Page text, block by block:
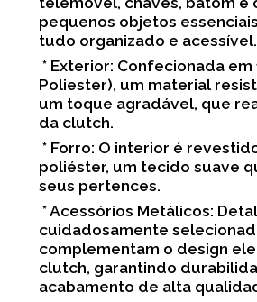
pequenos objetos
tudo organizado e acessível.
* Exterior: Confecionada em
Poliester), um material
um toque agradável, que
da clutch.
* Forro: O interior é
poliéster, um tecido suave
seus pertences.
* Acessórios Metálicos:
cuidadosamente
complementam o design
clutch, garantindo
acabamento de alta